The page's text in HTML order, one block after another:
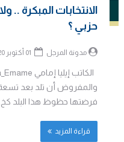
الانتخابات المبكرة
حزبي ؟
مدونة المرجل
والمفروض أن تلد بعد
فرضتها حظوظ هذا البلد
قراءة المزيد